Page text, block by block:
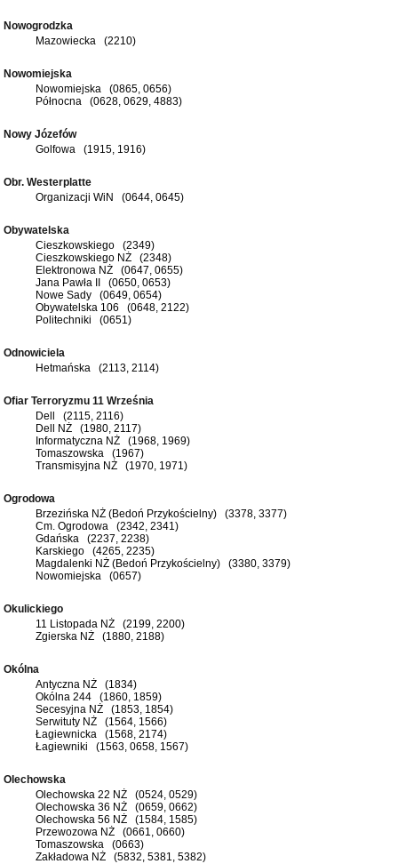
Nowogrodzka
Mazowiecka (2210)
Nowomiejska
Nowomiejska (0865, 0656)
Północna (0628, 0629, 4883)
Nowy Józefów
Golfowa (1915, 1916)
Obr. Westerplatte
Organizacji WiN (0644, 0645)
Obywatelska
Cieszkowskiego (2349)
Cieszkowskiego NŻ (2348)
Elektronowa NŻ (0647, 0655)
Jana Pawła II (0650, 0653)
Nowe Sady (0649, 0654)
Obywatelska 106 (0648, 2122)
Politechniki (0651)
Odnowiciela
Hetmańska (2113, 2114)
Ofiar Terroryzmu 11 Września
Dell (2115, 2116)
Dell NŻ (1980, 2117)
Informatyczna NŻ (1968, 1969)
Tomaszowska (1967)
Transmisyjna NŻ (1970, 1971)
Ogrodowa
Brzezińska NŻ (Bedoń Przykościelny) (3378, 3377)
Cm. Ogrodowa (2342, 2341)
Gdańska (2237, 2238)
Karskiego (4265, 2235)
Magdalenki NŻ (Bedoń Przykościelny) (3380, 3379)
Nowomiejska (0657)
Okulickiego
11 Listopada NŻ (2199, 2200)
Zgierska NŻ (1880, 2188)
Okólna
Antyczna NŻ (1834)
Okólna 244 (1860, 1859)
Secesyjna NŻ (1853, 1854)
Serwituty NŻ (1564, 1566)
Łagiewnicka (1568, 2174)
Łagiewniki (1563, 0658, 1567)
Olechowska
Olechowska 22 NŻ (0524, 0529)
Olechowska 36 NŻ (0659, 0662)
Olechowska 56 NŻ (1584, 1585)
Przewozowa NŻ (0661, 0660)
Tomaszowska (0663)
Zakładowa NŻ (5832, 5381, 5382)